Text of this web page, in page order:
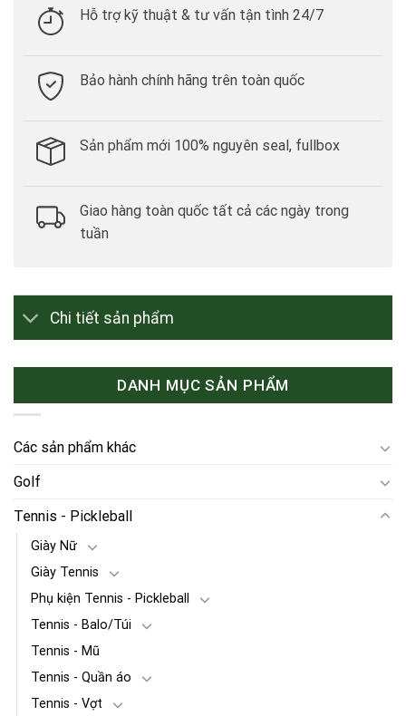
Hỗ trợ kỹ thuật & tư vấn tận tình 24/7
Bảo hành chính hãng trên toàn quốc
Sản phẩm mới 100% nguyên seal, fullbox
Giao hàng toàn quốc tất cả các ngày trong
tuần
Chi tiết sản phẩm
DANH MỤC SẢN PHẨM
Các sản phẩm khác
Golf
Tennis - Pickleball
Giày Nữ
Giày Tennis
Phụ kiện Tennis - Pickleball
Tennis - Balo/Túi
Tennis - Mũ
Tennis - Quần áo
Tennis - Vợt